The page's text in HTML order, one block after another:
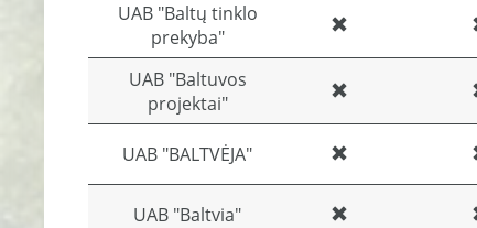
UAB "Baltų tinklo
prekyba"
UAB "Baltuvos
projektai"
UAB "BALTVĖJA"
UAB "Baltvia"